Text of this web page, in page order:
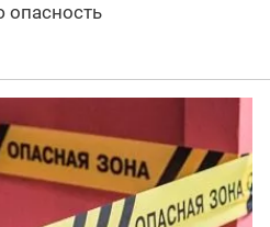
опасность